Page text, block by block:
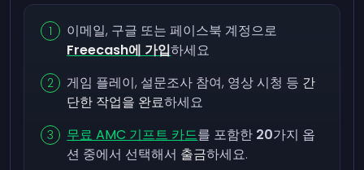
이메일, 구글 또는 페이스북 계정으로
Freecash에 가입하세요
게임 플레이, 설문조사 참여, 영상 시청 등 간
단한 작업을 완료하세요
무료 AMC 기프트 카드를 포함한 20가지 옵
션 중에서 선택해서 출금하세요.